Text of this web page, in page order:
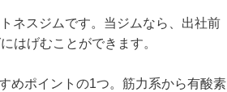
ネスジムです。当ジムなら、出社前
はげむことができます。
めポイントの1つ。筋力系から有酸素